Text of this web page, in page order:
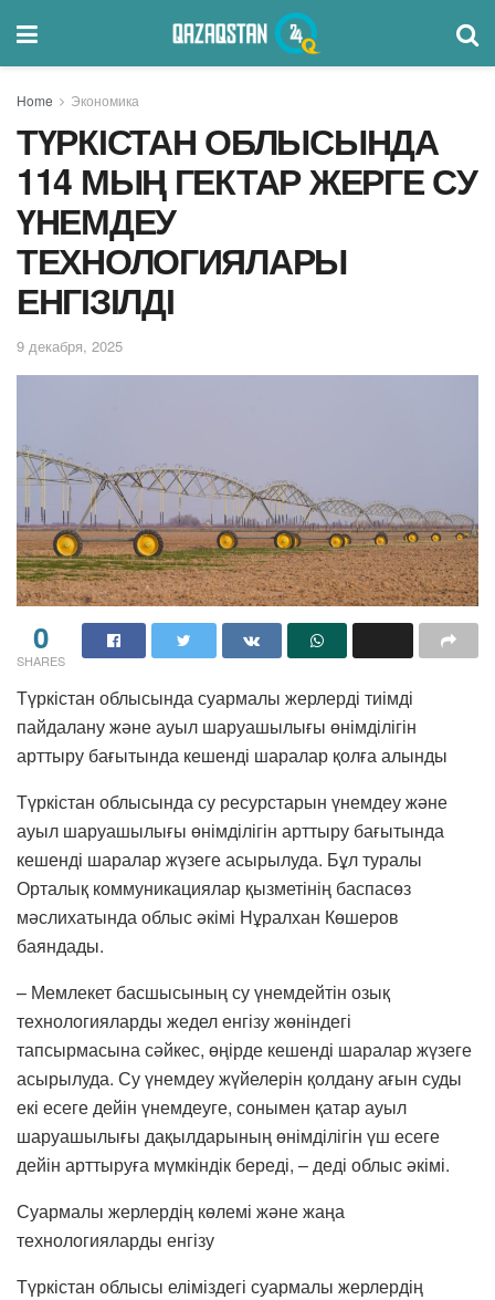
Home Экономика
ТҮРКІСТАН ОБЛЫСЫНДА
114 МЫҢ ГЕКТАР ЖЕРГЕ СУ
ҮНЕМДЕУ
ТЕХНОЛОГИЯЛАРЫ
ЕНГІЗІЛДІ
9 декабря, 2025
0
SHARES
Түркістан облысында суармалы жерлерді тиімді
пайдалану және ауыл шаруашылығы өнімділігін
арттыру бағытында кешенді шаралар қолға алынды
Түркістан облысында су ресурстарын үнемдеу және
ауыл шаруашылығы өнімділігін арттыру бағытында
кешенді шаралар жүзеге асырылуда. Бұл туралы
Орталық коммуникациялар қызметінің баспасөз
мәслихатында облыс әкімі Нұралхан Көшеров
баяндады.
– Мемлекет басшысының су үнемдейтін озық
технологияларды жедел енгізу жөніндегі
тапсырмасына сәйкес, өңірде кешенді шаралар жүзеге
асырылуда. Су үнемдеу жүйелерін қолдану ағын суды
екі есеге дейін үнемдеуге, сонымен қатар ауыл
шаруашылығы дақылдарының өнімділігін үш есеге
дейін арттыруға мүмкіндік береді, – деді облыс әкімі.
Суармалы жерлердің көлемі және жаңа
технологияларды енгізу
Түркістан облысы еліміздегі суармалы жерлердің